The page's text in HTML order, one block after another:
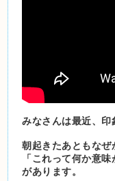
みなさんは最近、印
朝起きたあともなぜ
「これって何か意
があります。